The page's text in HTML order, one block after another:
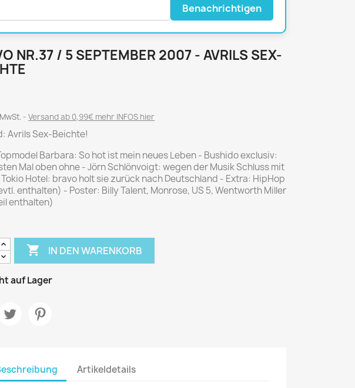
Fahrt
Motorrad
Zeitschrift
Klassik
Classic
Markt
das Sport Motorrad
Racing
P.M. Biografie
PM Magazin
Unser Wald
Graceland
Rolling Stone
Ottobre
Sports Illustrated
& VERBRAUCHER
& SONSTIGE
Benachrichtigen
NR.37 / 5 SEPTEMBER 2007 - AVRILS SEX-
Versand ab 0,99€ mehr INFOS hier
Avrils Sex-Beichte!
Barbara: So hot ist mein neues Leben - Bushido exclusiv:
Mal oben ohne - Jörn Schlönvoigt: wegen der Musik Schluss mit
Hotel: bravo holt sie zurück nach Deutschland - Extra: HipHop
enthalten) - Poster: Billy Talent, Monrose, US 5, Wentworth Miller
enthalten)
 IN DEN WARENKORB
auf Lager
Artikeldetails